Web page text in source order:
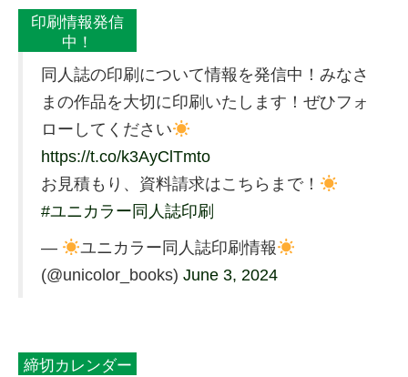
印刷情報発信
中！
同人誌の印刷について情報を発信中！みなさ
まの作品を大切に印刷いたします！ぜひフォ
ローしてください
https://t.co/k3AyClTmto
お見積もり、資料請求はこちらまで！
#ユニカラー同人誌印刷
—
ユニカラー同人誌印刷情報
(@unicolor_books) June 3, 2024
締切カレンダー